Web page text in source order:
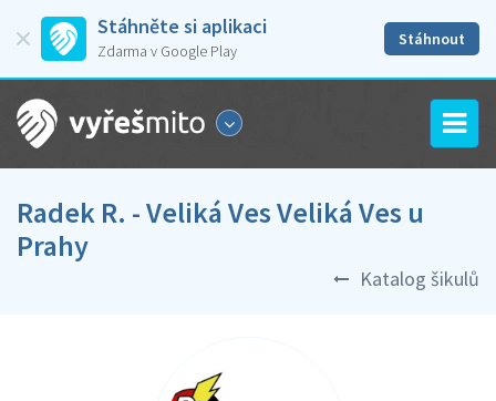
Stáhněte si aplikaci
Zdarma v Google Play
Stáhnout
Radek R. - Veliká Ves Veliká Ves u
Prahy
Katalog šikulů